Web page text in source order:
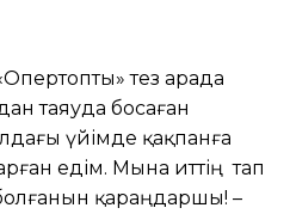
тез арада
таяуда босаған
үйімде қақпанға
едім. Мына иттің тап
қараңдаршы! –